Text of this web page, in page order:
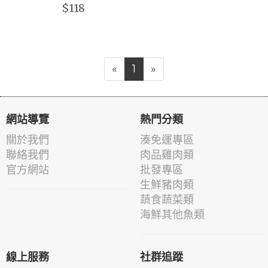
$118
« 1 »
網站導覽
關於我們
聯絡我們
官方網站
熱門分類
湊免運專區
肉品雞肉類
批發專區
生鮮豬肉類
蔬食蔬菜類
海鮮其他魚類
線上服務 社群追蹤